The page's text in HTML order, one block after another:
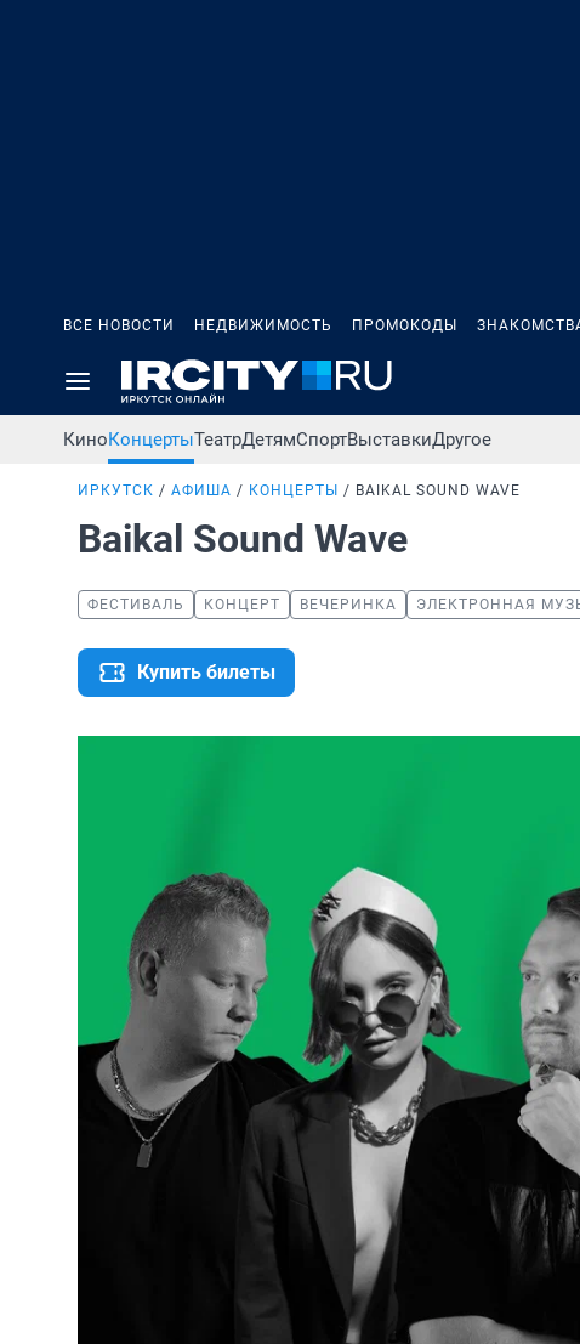
ВСЕ НОВОСТИ НЕДВИЖИМОСТЬ ПРОМОКОДЫ
КиноКонцертыТеатрДетямСпортВыставкиДругое
ИРКУТСК АФИША КОНЦЕРТЫ BAIKAL SOUND WAVE
Baikal Sound Wave
ФЕСТИВАЛЬ КОНЦЕРТ ВЕЧЕРИНКА ЭЛЕКТРОННАЯ
Купить билеты